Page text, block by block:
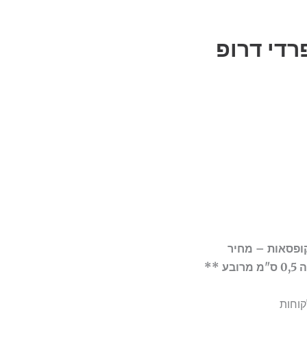
דרופ
– מחיר